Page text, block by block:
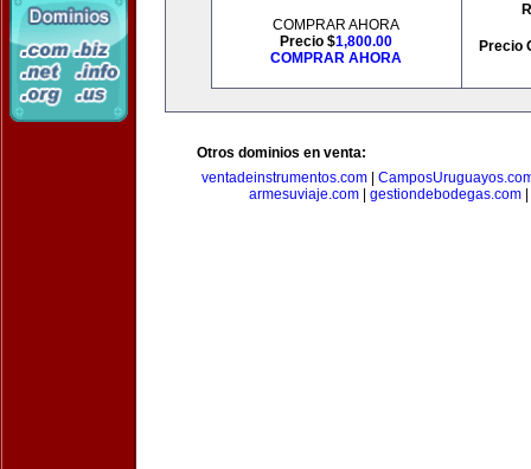
COMPRAR AHORA
Precio $1,800.00
COMPRAR AHORA
Precio
Otros dominios en venta:
ventadeinstrumentos.com
armesuviaje.com| gestiondebodegas.com|